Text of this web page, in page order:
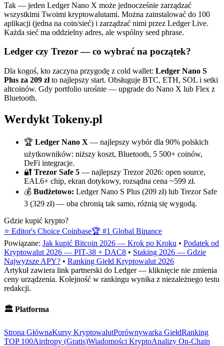
Tak — jeden Ledger Nano X może jednocześnie zarządzać
wszystkimi Twoimi kryptowalutami. Można zainstalować do 100
aplikacji (jedna na coin/sieć) i zarządzać nimi przez Ledger Live.
Każda sieć ma oddzielny adres, ale wspólny seed phrase.
Ledger czy Trezor — co wybrać na początek?
Dla kogoś, kto zaczyna przygodę z cold wallet: Ledger Nano S
Plus za 209 zł to najlepszy start. Obsługuje BTC, ETH, SOL i setki
altcoinów. Gdy portfolio urośnie — upgrade do Nano X lub Flex z
Bluetooth.
Werdykt Tokeny.pl
🏆 Ledger Nano X — najlepszy wybór dla 90% polskich
użytkowników: niższy koszt, Bluetooth, 5 500+ coinów,
DeFi integracje.
🔐 Trezor Safe 5 — najlepszy Trezor 2026: open source,
EAL6+ chip, ekran dotykowy, rozsądna cena ~599 zł.
💰 Budżetowo: Ledger Nano S Plus (209 zł) lub Trezor Safe
3 (329 zł) — oba chronią tak samo, różnią się wygodą.
Gdzie kupić krypto?
⭐ Editor's Choice Coinbase🏆 #1 Global Binance
Powiązane: Jak kupić Bitcoin 2026 — Krok po Kroku • Podatek od
Kryptowalut 2026 — PIT-38 + DAC8 • Staking 2026 — Gdzie
Najwyższe APY? • Ranking Giełd Kryptowalut 2026
Artykuł zawiera link partnerski do Ledger — kliknięcie nie zmienia
ceny urządzenia. Kolejność w rankingu wynika z niezależnego testu
redakcji.
🏛️ Platforma
Strona GłównaKursy KryptowalutPorównywarka GiełdRanking
TOP 100Airdropy (Gratis)Wiadomości KryptoAnalizy On-Chain